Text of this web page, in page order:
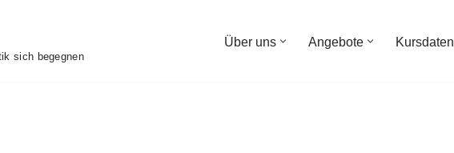
sich begegnen
Über uns Angebote Kursdaten